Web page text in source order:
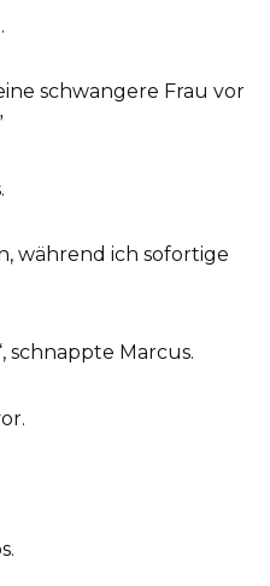
schwangere Frau vor
während ich sofortige
schnappte Marcus.